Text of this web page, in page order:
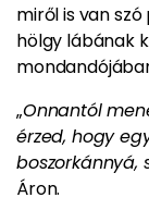
miről is van
hölgy lábának
„Onnantól
érzed, hogy
boszorkánnyá,
Áron.